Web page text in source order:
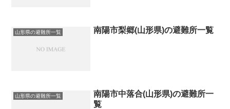
山形県の避難所一覧 南陽市梨郷(山形県)の避難所一覧
山形県の避難所一覧
南陽市中落合(山形県)の避難所一
覧